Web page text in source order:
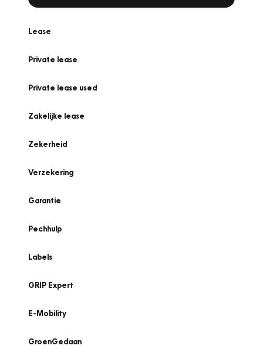
Lease
Private lease
Private lease used
Zakelijke lease
Zekerheid
Verzekering
Garantie
Pechhulp
Labels
GRIP Expert
E-Mobility
GroenGedaan